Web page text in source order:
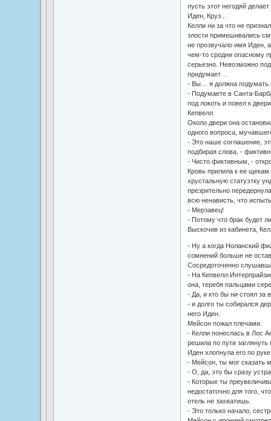
пусть этот негодяй
Иден, Круз...
Келли ни за что не
злости примешивались
не прозвучало имя Иден,
чем-то сродни опасному
серьезно. Невозможно
придумает…
- Вы… я должна подумать.
- Подумаете в Санта-
под локоть и повел к
Кепвелл.
Около двери она
одного вопроса,
- Это наше соглашение,
подбирая слова, -
- Чисто фиктивным, -
Кровь прилила к ее
хрустальную статуэтку
презрительно
всю ненависть, что
- Мерзавец!
- Потому что брак будет
Выскочив из кабинета,
- Ну а когда Ноланский
сомнений больше не
Сосредоточенно
- На Кепвелл-
она, теребя пальцами
- Да, и кто бы ни стоял за
- и долго ты собирался
него Иден.
Мейсон пожал плечами.
- Келли понеслась в Лос
решила по пути
Иден хлопнула его по
- Мейсон, ты мог сказать
- О, да, это бы сразу
- Которые ты
недостаточно для того,
отель не захватишь.
- Это только начало,